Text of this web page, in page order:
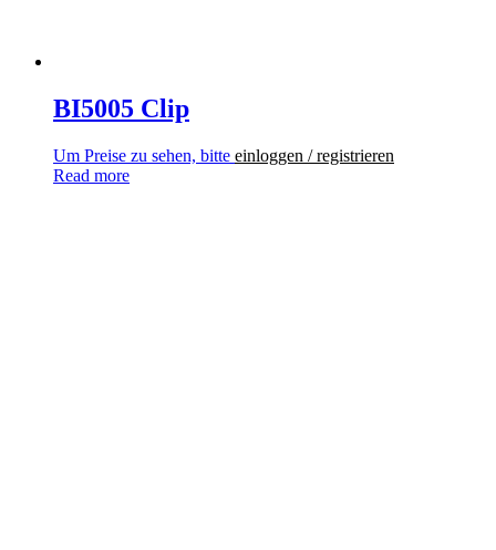
BI5005 Clip
Um Preise zu sehen, bitte einloggen / registrieren
Read more